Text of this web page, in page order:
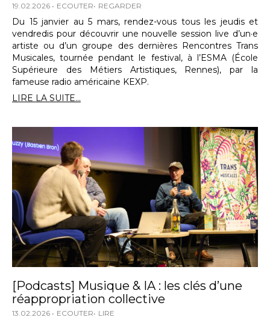
19.02.2026 ECOUTER REGARDER
Du 15 janvier au 5 mars, rendez-vous tous les jeudis et
vendredis pour découvrir une nouvelle session live d’un·e
artiste ou d’un groupe des dernières Rencontres Trans
Musicales, tournée pendant le festival, à l’ESMA (École
Supérieure des Métiers Artistiques, Rennes), par la
fameuse radio américaine KEXP.
LIRE LA SUITE...
[Podcasts] Musique & IA : les clés d’une
réappropriation collective
13.02.2026 ECOUTER LIRE